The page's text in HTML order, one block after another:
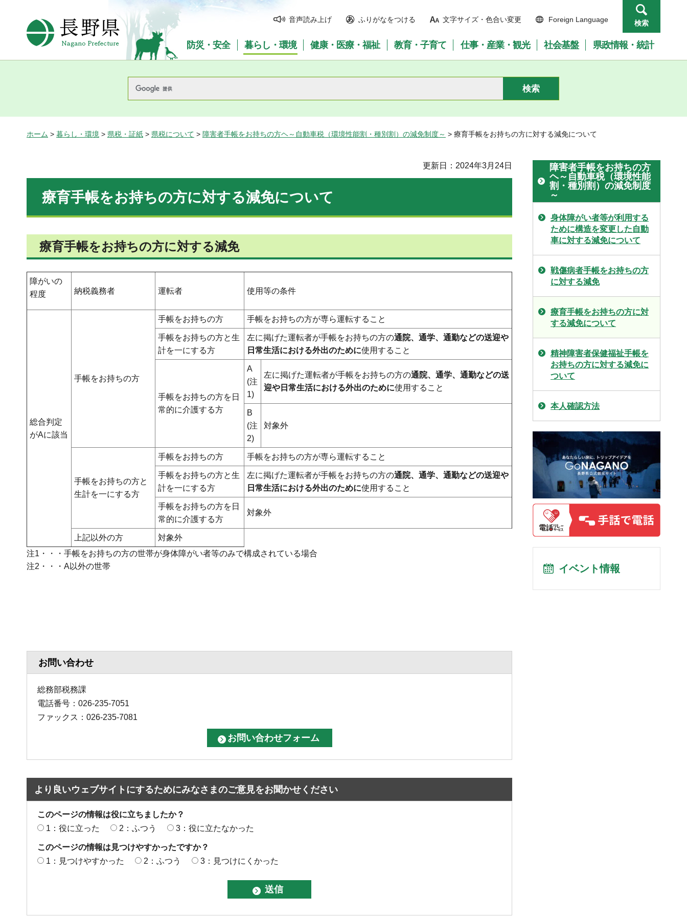
長野県Nagano Prefecture
音声読み上げ ふりがなをつける 文字サイズ・色合い変更 Foreign Language 検索
防災・安全 暮らし・環境 健康・医療・福祉 教育・子育て 仕事・産業・観光 社会基盤 県政情報・統計
ホーム > 暮らし・環境 > 県税・証紙 > 県税について > 障害者手帳をお持ちの方ヘ～自動車税（環境性能割・種別割）の減免制度～ > 療育手帳をお持ちの方に対する減免について
更新日：2024年3月24日
療育手帳をお持ちの方に対する減免について
療育手帳をお持ちの方に対する減免
障がいの
程度
納税義務者 運転者 使用等の条件
総合判定
がAに該当
手帳をお持ちの方
手帳をお持ちの方 手帳をお持ちの方が専ら運転すること
手帳をお持ちの方と生
計を一にする方
左に掲げた運転者が手帳をお持ちの方の通院、通学、通勤などの送迎や
日常生活における外出のために使用すること
手帳をお持ちの方を日
常的に介護する方
A
(注
1)
左に掲げた運転者が手帳をお持ちの方の通院、通学、通勤などの送
迎や日常生活における外出のために使用すること
B
(注
2)
対象外
手帳をお持ちの方と
生計を一にする方
手帳をお持ちの方 手帳をお持ちの方が専ら運転すること
手帳をお持ちの方と生
計を一にする方
左に掲げた運転者が手帳をお持ちの方の通院、通学、通勤などの送迎や
日常生活における外出のために使用すること
手帳をお持ちの方を日
常的に介護する方
対象外
上記以外の方
対象外
注1・・・手帳をお持ちの方の世帯が身体障がい者等のみで構成されている場合
注2・・・A以外の世帯
お問い合わせ
総務部税務課
電話番号：026-235-7051
ファックス：026-235-7081
より良いウェブサイトにするためにみなさまのご意見をお聞かせください
このページの情報は役に立ちましたか？
1：役に立った
2：ふつう 3：役に立たなかった
このページの情報は見つけやすかったですか？
1：見つけやすかった
2：ふつう 3：見つけにくかった
障害者手帳をお持ちの方
ヘ～自動車税（環境性能
割・種別割）の減免制度
～
身体障がい者等が利用する
ために構造を変更した自動
車に対する減免について
戦傷病者手帳をお持ちの方
に対する減免
療育手帳をお持ちの方に対
する減免について
精神障害者保健福祉手帳を
お持ちの方に対する減免に
ついて
本人確認方法
イベント情報